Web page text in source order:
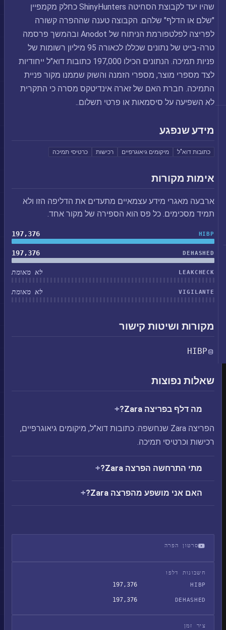
שהיו יעד לקבוצת הסחיטה ShinyHunters כחלק מקמפיין
"שלם או הדלף" שלהם. הקבוצה טענה שההפרה קשורה
לפריצה לפלטפורמת הניתוח של Anodot ובהמשך פרסמה
טרה-בייט של נתונים שכללו לכאורה 95 מיליון רשומות של
פניות תמיכה. הנתונים הכילו 197,000 כתובות דוא"ל ייחודיות
לצד מספרי מוצר, מספרי הזמנה והשוק שממנו מקור פניית
התמיכה. חברת האם של זארה אינדיטקס מסרה כי התקרית
לא השפיעה על סיסמאות או פרטי תשלום..
מידע שנפגע
כתובות דוא"ל מיקומים גיאוגרפיים רכישות כרטיסי תמיכה
אימות מקורות
ארבעה מאגרי מידע עצמאיים מתעדים את הדליפה הזו ולא
תמיד מסכימים. כל פס הוא הספירה של מקור אחד.
HIBP
197,376
DEHASHED
197,376
LEAKCHECK לא מאומת
VIGILANTE לא מאומת
מקורות ושיטות קישור
HIBP
שאלות נפוצות
מה דלף בפריצה Zara?
הפריצה Zara שנחשפה: כתובות דוא"ל, מיקומים גיאוגרפיים,
רכישות וכרטיסי תמיכה.
מתי התרחשה הפרצה Zara?
האם אני מושפע מהפרצה Zara?
סרטון הפרה
חשבונות דלפו
HIBP
197,376
DEHASHED
197,376
ציר זמן